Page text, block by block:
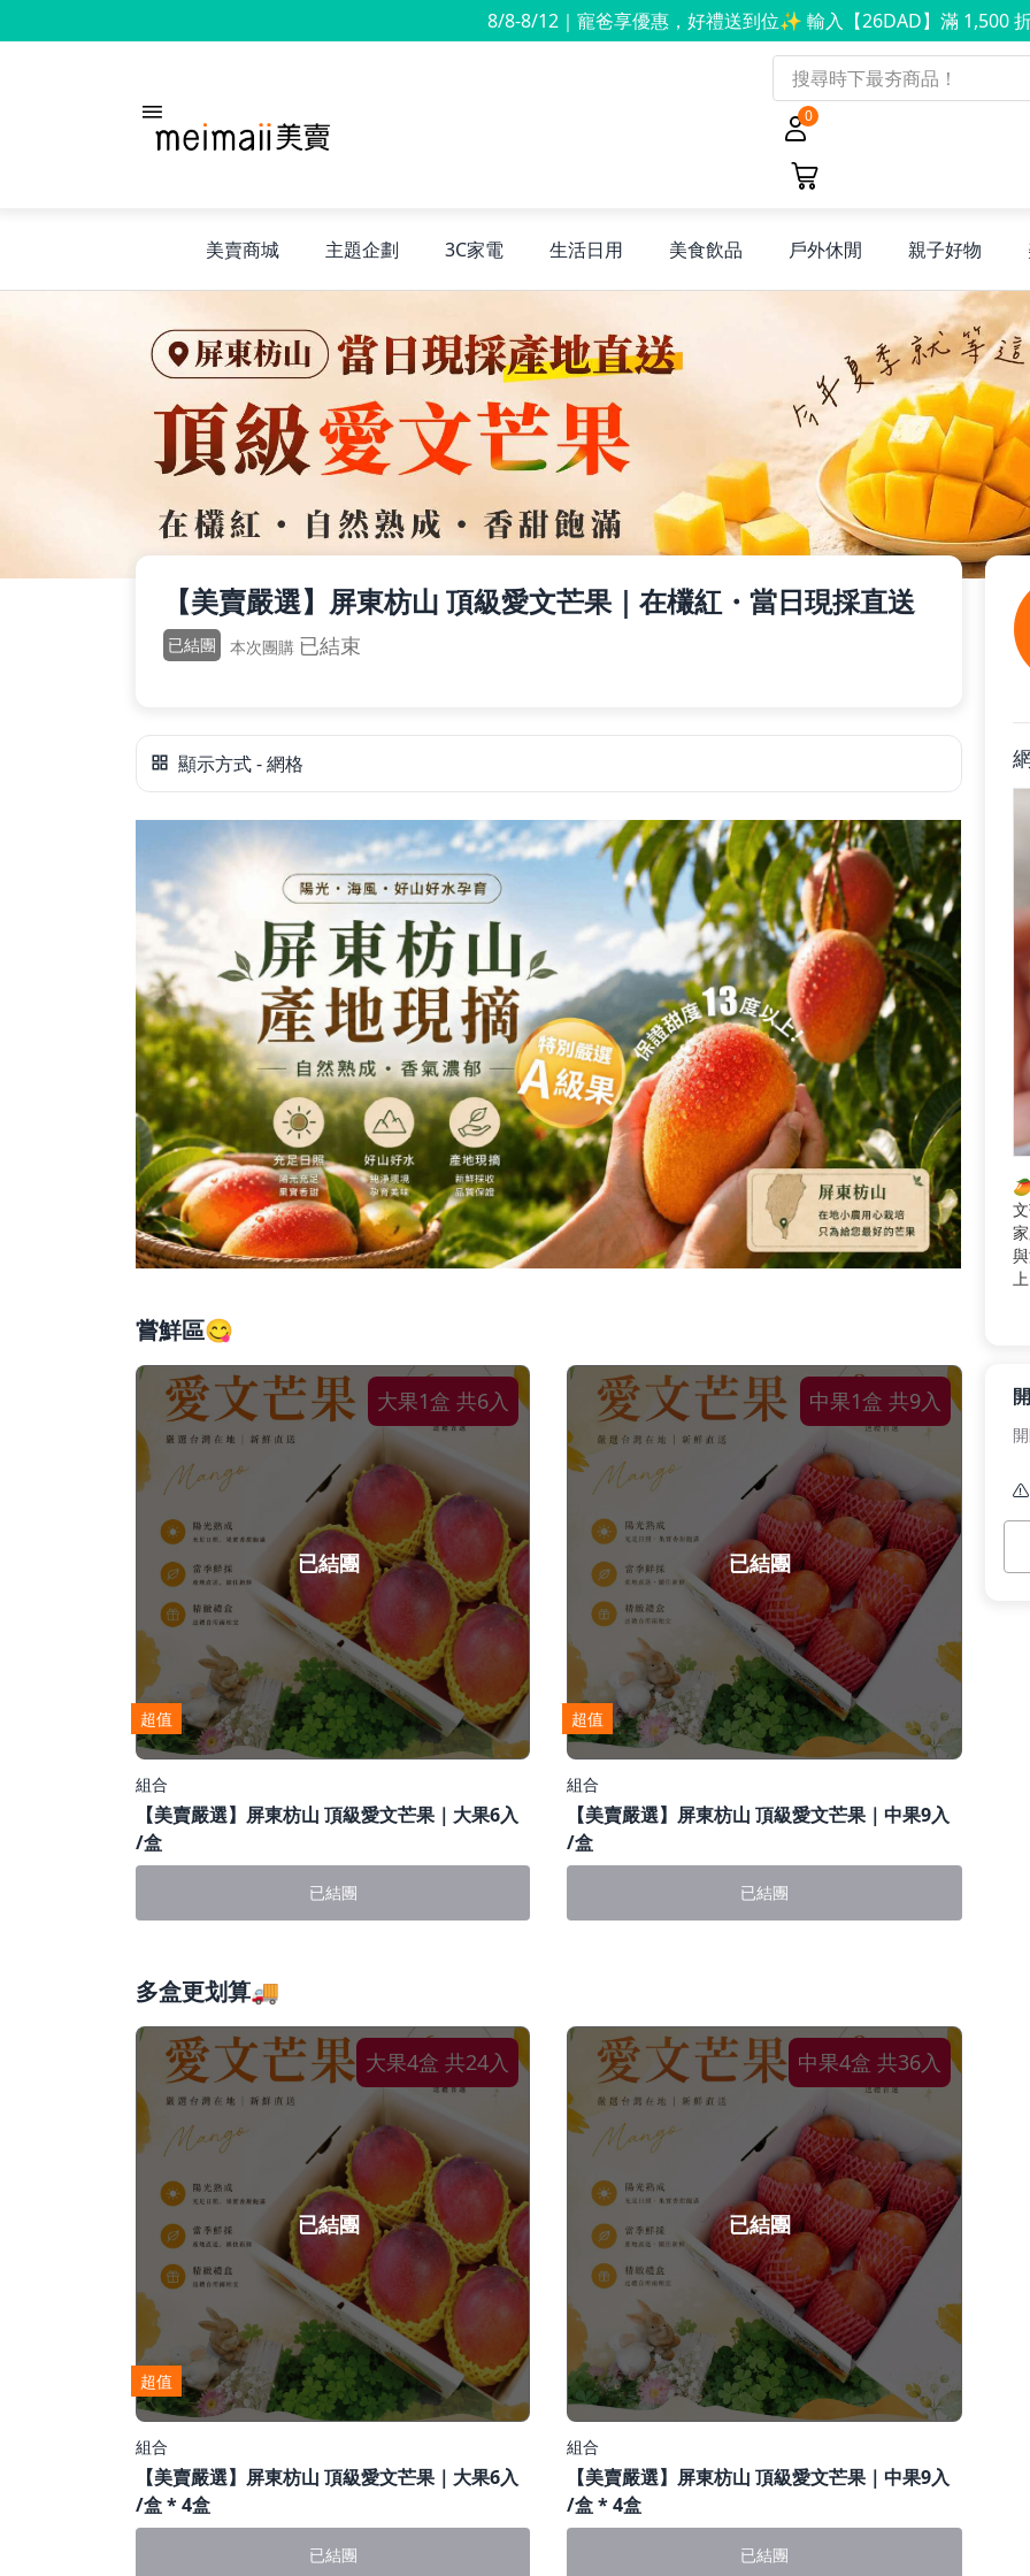
8/8-8/12｜寵爸享優惠，好禮送到位✨ 輸入【26DAD】滿 1,500
0
美賣商城 主題企劃
旅行神隊友
露營凹豆咖
租屋小家電
熱銷排行
新品快遞
免運專區
3C家電 生活日用 美食飲品 戶外休閒 親子好物
【美賣嚴選】屏東枋山 頂級愛文芒果｜在欉紅・當日現採直送
已結團 本次團購 已結束
顯示方式 - 網格
嘗鮮區😋
超值
大果1盒 共6入
已結團
組合
【美賣嚴選】屏東枋山 頂級愛文芒果｜大果6入
/盒
已結團
超值
中果1盒 共9入
已結團
組合
【美賣嚴選】屏東枋山 頂級愛文芒果｜中果9入
/盒
已結團
多盒更划算🚚
超值
大果4盒 共24入
已結團
組合
【美賣嚴選】屏東枋山 頂級愛文芒果｜大果6入
/盒 * 4盒
已結團
中果4盒 共36入
已結團
組合
【美賣嚴選】屏東枋山 頂級愛文芒果｜中果9入
/盒 * 4盒
已結團